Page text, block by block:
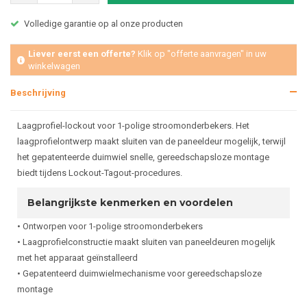
Volledige garantie op al onze producten
Liever eerst een offerte? Klik op "offerte aanvragen" in uw
winkelwagen
Beschrijving
Laagprofiel-lockout voor 1-polige stroomonderbekers. Het
laagprofielontwerp maakt sluiten van de paneeldeur mogelijk, terwijl
het gepatenteerde duimwiel snelle, gereedschapsloze montage
biedt tijdens Lockout-Tagout-procedures.
Belangrijkste kenmerken en voordelen
• Ontworpen voor 1-polige stroomonderbekers
• Laagprofielconstructie maakt sluiten van paneeldeuren mogelijk
met het apparaat geïnstalleerd
• Gepatenteerd duimwielmechanisme voor gereedschapsloze
montage